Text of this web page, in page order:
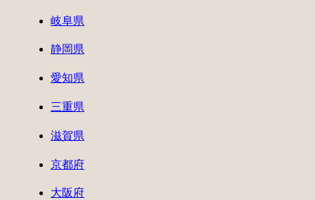
岐阜県
静岡県
愛知県
三重県
滋賀県
京都府
大阪府